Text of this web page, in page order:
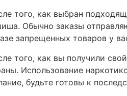
того, как выбран
Обычно заказы
запрещенных товаров у
того, как вы получили
Использование
будьте готовы к